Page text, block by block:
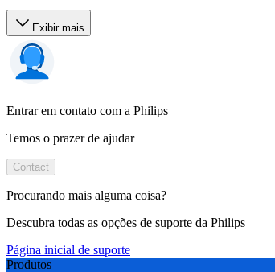
Exibir mais
Entrar em contato com a Philips
Temos o prazer de ajudar
Contact
Procurando mais alguma coisa?
Descubra todas as opções de suporte da Philips
Página inicial de suporte
Produtos